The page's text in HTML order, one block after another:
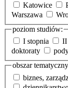
Katowice
Warszawa
poziom studiów:
I stopnia
II
doktoraty
obszar
biznes,